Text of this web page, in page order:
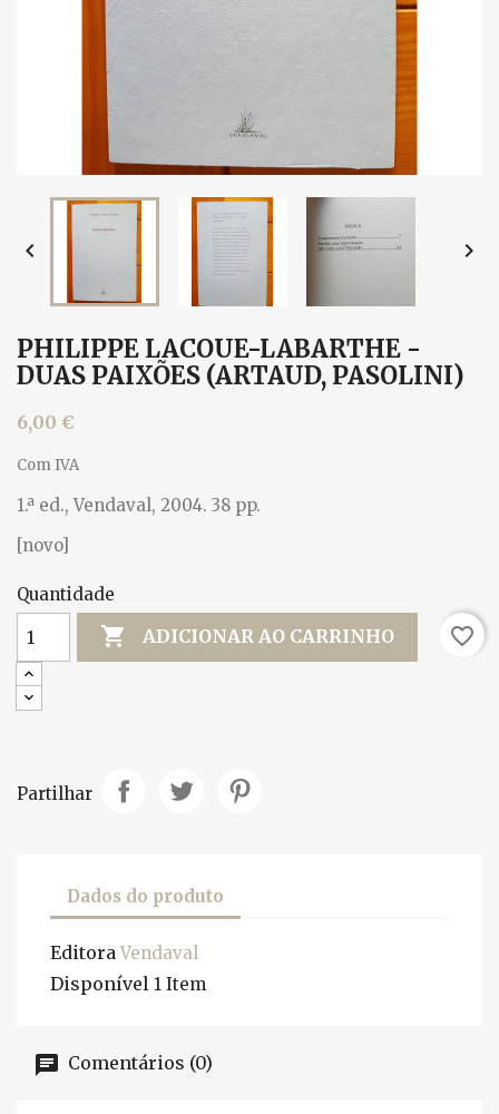
 
PHILIPPE LACOUE-LABARTHE -
DUAS PAIXÕES (ARTAUD, PASOLINI)
6,00 €
Com IVA
1.ª ed., Vendaval, 2004. 38 pp.
[novo]
Quantidade
 ADICIONAR AO CARRINHO favorite_border
Partilhar
Dados do produto
Editora Vendaval
Disponível 1 Item
Comentários (0)